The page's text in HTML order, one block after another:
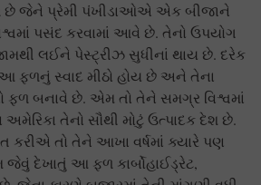
છે જેને પ્રેમી પંખીડાઓએ એક બીજાને
પસંદ કરવામાં આવે છે. તેનો ઉપયોગ
લઈને પેસ્ટ્રીઝ સુધીનાં થાય છે. દરેક
આ ફળનું સ્વાદ મીઠો હોય છે અને તેના
ફળ બનાવે છે. એમ તો તેને સમગ્ર વિશ્વમાં
તેનો સૌથી મોટું ઉત્પાદક દેશ છે.
કરીએ તો તેને આખા વર્ષમાં ક્યારે પણ
જેવું દેખાતું આ ફળ કાર્બોહાઈડ્રેટ,